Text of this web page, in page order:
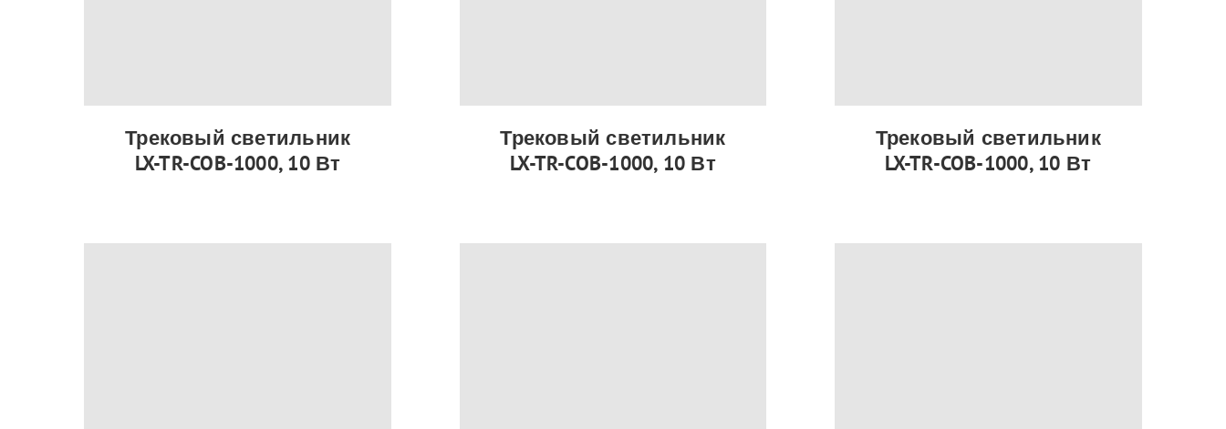
Трековый светильник
LX-TR-COB-1000, 10 Вт
Трековый светильник
LX-TR-COB-1000, 10 Вт
Трековый светильник
LX-TR-COB-1000, 10 Вт